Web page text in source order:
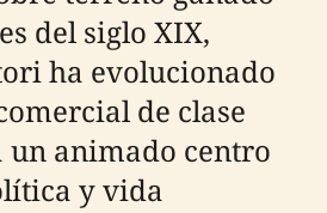
del siglo XIX,
ha evolucionado
de clase
animado centro
y vida